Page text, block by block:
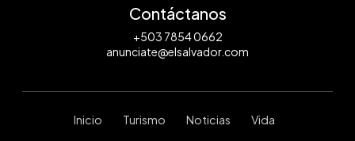
Contáctanos
+503 7854 0662
anunciate@elsalvador.com
Inicio Turismo Noticias Vida